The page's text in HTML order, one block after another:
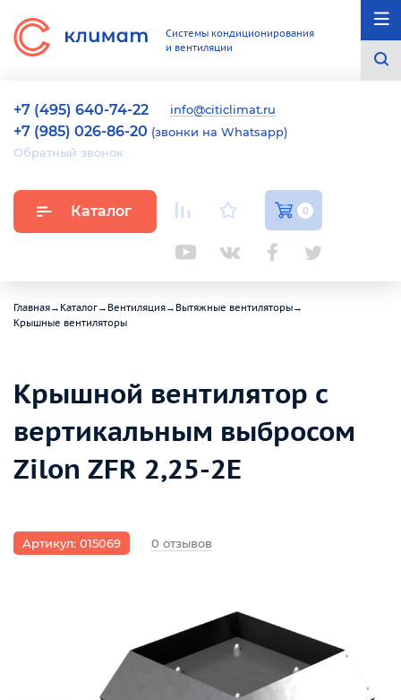
Системы кондиционирования
и вентиляции
+7 (495) 640-74-22 info@citiclimat.ru
+7 (985) 026-86-20 (звонки на Whatsapp)
Обратный звонок
Каталог 0
Главная→ Каталог→ Вентиляция→ Вытяжные вентиляторы→
Крышные вентиляторы
Крышной вентилятор с
вертикальным выбросом
Zilon ZFR 2,25-2E
Артикул: 015069 0 отзывов